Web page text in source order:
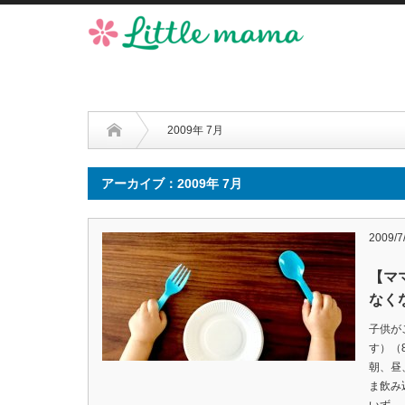
2009年 7月
アーカイブ：2009年 7月
2009/
【
なく
子供が
す）（
朝、昼
ま飲